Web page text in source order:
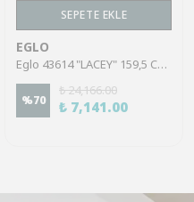
SEPETE EKLE
EGLO
Eglo 43614 "LACEY" 159,5 Cm Yüksekliğinde Çelik, Ahşap Köşe Lambası Lambader
%70
₺ 24,166.00
₺ 7,141.00